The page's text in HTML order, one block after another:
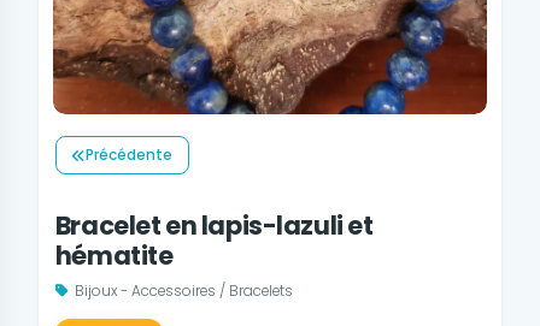
Précédente
Bracelet en lapis-lazuli et
hématite
Bijoux - Accessoires / Bracelets